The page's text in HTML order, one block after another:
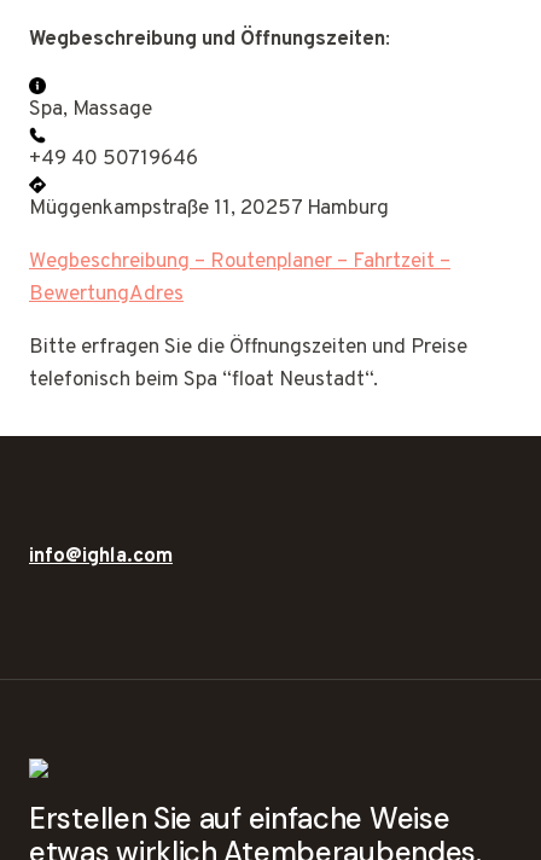
Wegbeschreibung und Öffnungszeiten:
Spa, Massage
+49 40 50719646
Müggenkampstraße 11, 20257 Hamburg
Wegbeschreibung – Routenplaner – Fahrtzeit –
BewertungAdres
Bitte erfragen Sie die Öffnungszeiten und Preise
telefonisch beim Spa “float Neustadt“.
info@ighla.com
Erstellen Sie auf einfache Weise
etwas wirklich Atemberaubendes.